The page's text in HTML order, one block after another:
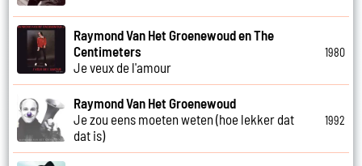
Raymond Van Het Groenewoud en The
Centimeters
Je veux de l'amour
1980
Raymond Van Het Groenewoud
Je zou eens moeten weten (hoe lekker dat
dat is)
1992